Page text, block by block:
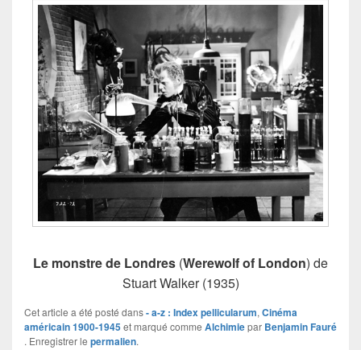
Le monstre de Londres (Werewolf of London) de
Stuart Walker (1935)
Cet article a été posté dans- a-z : Index pellicularum, Cinéma
américain 1900-1945et marqué comme Alchimiepar Benjamin Fauré
. Enregistrer le permalien.